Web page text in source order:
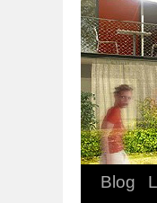
Blog